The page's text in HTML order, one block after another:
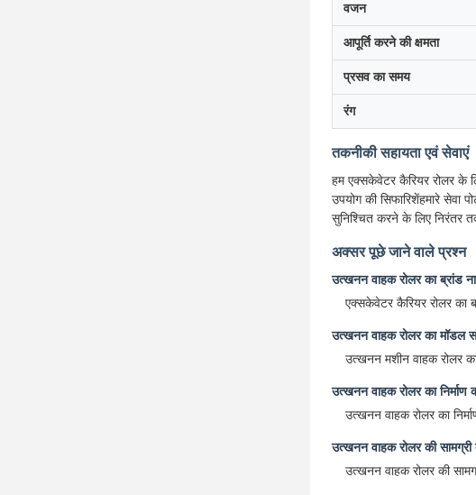
वजन
आपूर्ति करने की क्षमता
प्रसव का समय
रंग
तकनीकी सहायता एवं सेवाएं
हम एक्सकेवेटर कैरियर रोलर के
उपयोग की सिफारिशेंहमारे सेवा
सुनिश्चित करने के लिए निरंतर
अक्सर पूछे जाने वाले प्रश्न
उत्खनन वाहक रोलर का ब्रांड
एक्सकेवेटर कैरियर रोलर का
उत्खनन वाहक रोलर का मॉडल
उत्खनन मशीन वाहक रोलर
उत्खनन वाहक रोलर का निर्माण
उत्खनन वाहक रोलर का
उत्खनन वाहक रोलर की सामग्री
उत्खनन वाहक रोलर की